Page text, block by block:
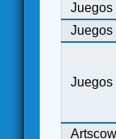
Juegos
Juegos
Juegos